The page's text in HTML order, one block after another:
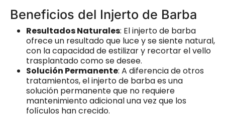
Beneficios del Injerto de Barba
Resultados Naturales: El injerto de barba
ofrece un resultado que luce y se siente natural,
con la capacidad de estilizar y recortar el vello
trasplantado como se desee.
Solución Permanente: A diferencia de otros
tratamientos, el injerto de barba es una
solución permanente que no requiere
mantenimiento adicional una vez que los
folículos han crecido.